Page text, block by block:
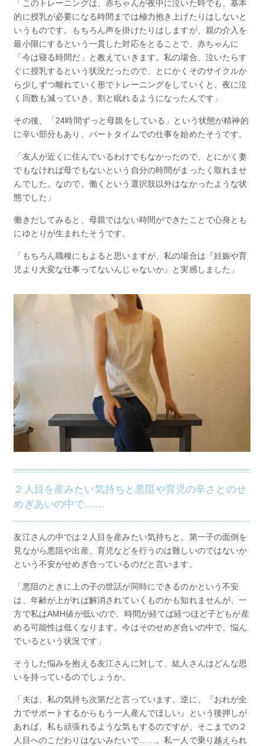
「このトレーニングは、赤ちゃんが夜中に泣いた時でも、基本
的に授乳が必要になる時間までは極力抱き上げたりはしないと
いうものです。もちろん声を掛けたりはしますが、親の介入を
最小限にするという一貫した対応をとることで、赤ちゃんに
「今は寝る時間だ」と教えていきます。私の場合、泣いたらす
ぐに授乳するという状況だったので、とにかくそのサイクルか
ら少しずつ離れていく形でトレーニングをしていくと、夜に泣
く回数も減っていき、割と眠れるようになったんです」
その後、「24時間ずっと母親をしている」という状態が精神的
に辛い部分もあり、パートタイムでの仕事を始めたそうです。
「友人が近くに住んでいるわけでもなかったので、とにかく妻
でもなければ母でもないという自分の時間がまったく取れませ
んでした。なので、働くという選択肢以外はなかったような状
態でした」
働きだしてみると、母親ではない時間ができたことで心身とも
にゆとりが生まれたそうです。
「もちろん職種にもよると思いますが、私の場合は『妊娠や育
児より大変な仕事ってないんじゃないか』と実感しました」
２人目を産みたい気持ちと悪阻や育児の辛さとのせ
めぎあいの中で……
友江さんの中では２人目を産みたい気持ちと、第一子の面倒を
見ながら悪阻や出産、育児などを行うのは難しいのではないか
という不安がせめぎ合っているのだと言います。
「悪阻のときに上の子の世話が同時にできるのかという不安
は、年齢が上がれば解消されていくものかも知れませんが、一
方で私はAMH値が低いので、時間が経てば経つほど子どもが産
める可能性は低くなります。今はそのせめぎ合いの中で、悩ん
でいるという状況です」
そうした悩みを抱える友江さんに対して、紘人さんはどんな思
いを持っているのでしょうか。
「夫は、私の気持ち次第だと言っています。逆に、『おれが全
力でサポートするからもう一人産んでほしい』という後押しが
あれば、私も頑張れるような気もするのですが、そこまでの２
人目へのこだわりはないみたいで……。私一人で乗り越えられ